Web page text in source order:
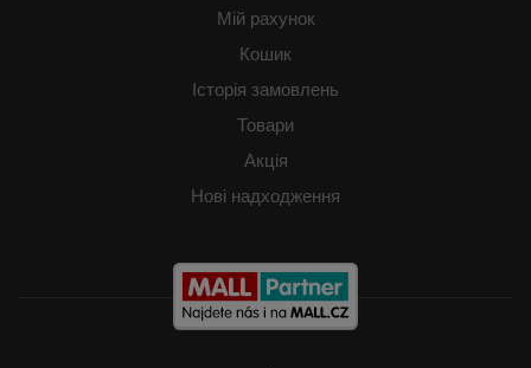
Мій рахунок
Кошик
Історія замовлень
Товари
Акція
Нові надходження